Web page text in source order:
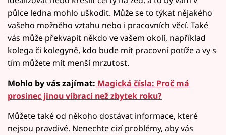
půlce ledna mohlo uškodit. Může se to týkat nějakého
vašeho možného vztahu nebo i pracovních věcí. Také
vás může překvapit někdo ve vašem okolí, například
kolega či kolegyně, kdo bude mít pracovní potíže a vy s
tím můžete mít menší mrzutost.
Mohlo by vás zajímat: Magická čísla: Proč má
prosinec jinou vibraci než zbytek roku?
Můžete také od někoho dostávat informace, které
nejsou pravdivé. Nenechte cizí problémy, aby vás